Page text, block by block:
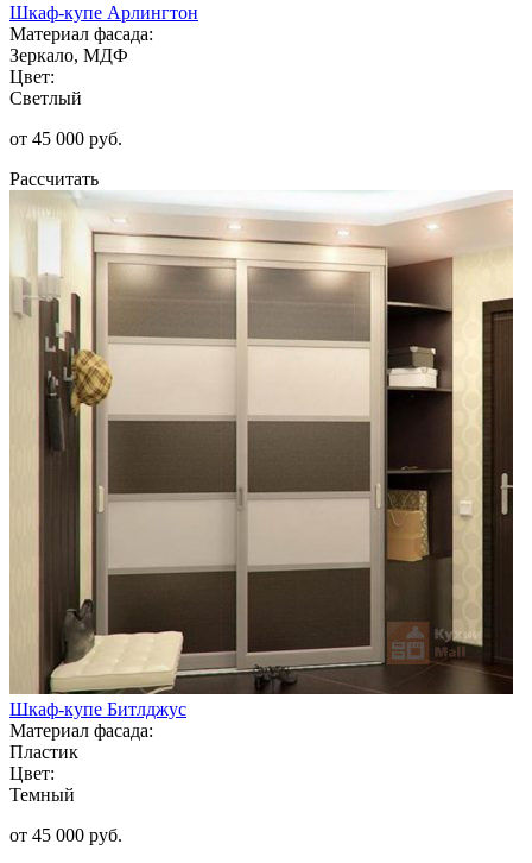
Шкаф-купе Арлингтон
Материал фасада:
Зеркало, МДФ
Цвет:
Светлый
от 45 000 руб.
Рассчитать
Шкаф-купе Битлджус
Материал фасада:
Пластик
Цвет:
Темный
от 45 000 руб.